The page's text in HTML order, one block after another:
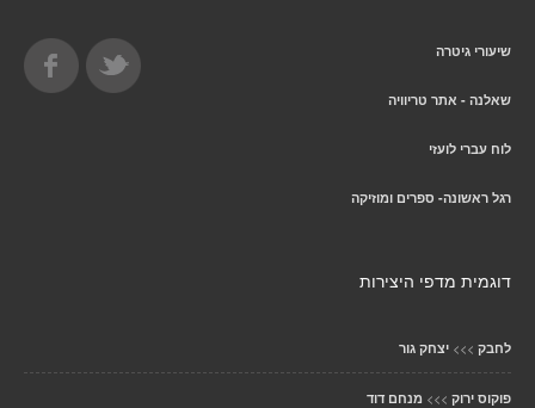
שיעורי גיטרה
שאלנה - אתר טריוויה
לוח עברי לועזי
רגל ראשונה- ספרים ומוזיקה
דוגמית מדפי היצירות
לחבק >>> יצחק גור
פוקוס ירוק >>> מנחם דוד